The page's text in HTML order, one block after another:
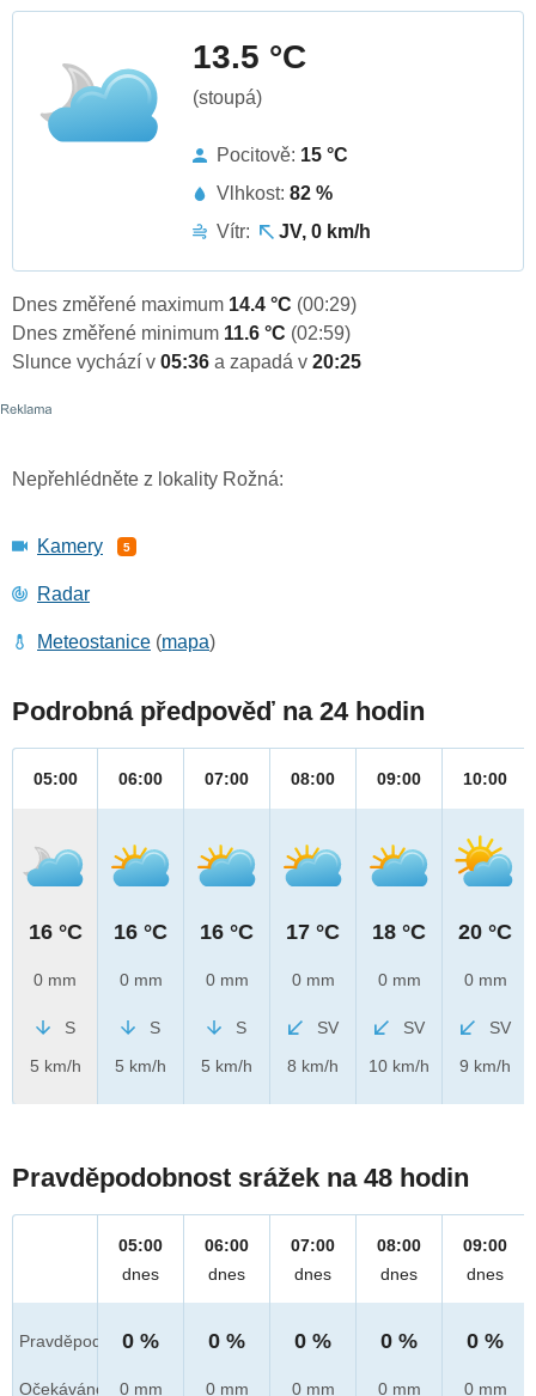
13.5 °C
(stoupá)
Pocitově: 15 °C
Vlhkost: 82 %
Vítr:
JV, 0 km/h
Dnes změřené maximum 14.4 °C (00:29)
Dnes změřené minimum 11.6 °C (02:59)
Slunce vychází v 05:36 a zapadá v 20:25
Nepřehlédněte z lokality Rožná:
Kamery 5
Radar
Meteostanice (mapa)
Podrobná předpověď na 24 hodin
05:00
16 °C
0 mm
S
5 km/h
06:00
16 °C
0 mm
S
5 km/h
07:00
16 °C
0 mm
S
5 km/h
08:00
17 °C
0 mm
SV
8 km/h
09:00
18 °C
0 mm
SV
10 km/h
10:00
20 °C
0 mm
SV
9 km/h
Pravděpodobnost srážek na 48 hodin
Pravděpod.
Očekáváno
05:00
dnes
0 %
0 mm
06:00
dnes
0 %
0 mm
07:00
dnes
0 %
0 mm
08:00
dnes
0 %
0 mm
09:00
dnes
0 %
0 mm